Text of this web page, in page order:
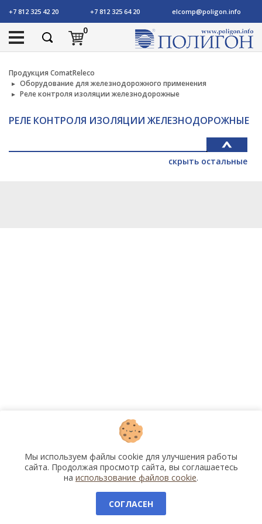
+7 812 325 42 20 +7 812 325 64 20 elcomp@poligon.info
0
Продукция ComatReleco
Оборудование для железнодорожного применения
Реле контроля изоляции железнодорожные
РЕЛЕ КОНТРОЛЯ ИЗОЛЯЦИИ ЖЕЛЕЗНОДОРОЖНЫЕ
скрыть остальные
Мы используем файлы cookie для улучшения работы
сайта. Продолжая просмотр сайта, вы соглашаетесь
на использование файлов cookie.
СОГЛАСЕН